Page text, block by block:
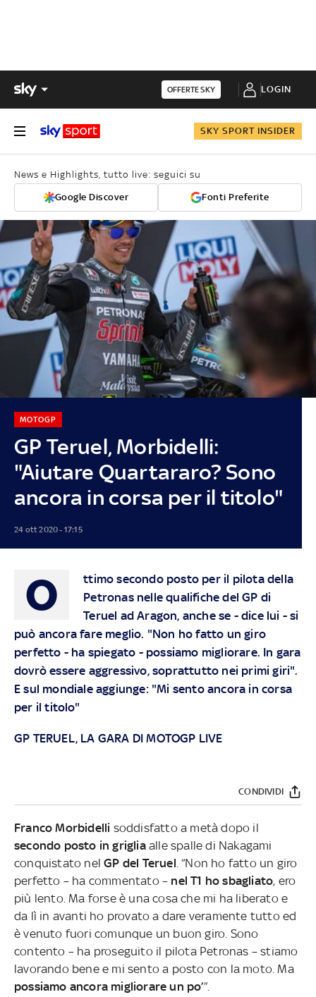
OFFERTE SKY LOGIN
SKY SPORT INSIDER
News e Highlights, tutto live: seguici su
Google Discover Fonti Preferite
GP Teruel, Morbidelli:
"Aiutare Quartararo? Sono
ancora in corsa per il titolo"
MOTOGP
24 ott 2020 - 17:15
O
ttimo secondo posto per il pilota della
Petronas nelle qualifiche del GP di
Teruel ad Aragon, anche se - dice lui - si
può ancora fare meglio. "Non ho fatto un giro
perfetto - ha spiegato - possiamo migliorare. In gara
dovrò essere aggressivo, soprattutto nei primi giri".
E sul mondiale aggiunge: "Mi sento ancora in corsa
per il titolo"
GP TERUEL, LA GARA DI MOTOGP LIVE
CONDIVIDI
Franco Morbidelli soddisfatto a metà dopo il
secondo posto in grigliaalle spalle di Nakagami
conquistato nelGP del Teruel . “Non ho fatto un giro
perfetto – ha commentato – nel T1 ho sbagliato, ero
più lento. Ma forse è una cosa che mi ha liberato e
da lì in avanti ho provato a dare veramente tutto ed
è venuto fuori comunque un buon giro. Sono
contento – ha proseguito il pilota Petronas – stiamo
lavorando bene e mi sento a posto con la moto. Ma
possiamo ancora migliorare un po’”.